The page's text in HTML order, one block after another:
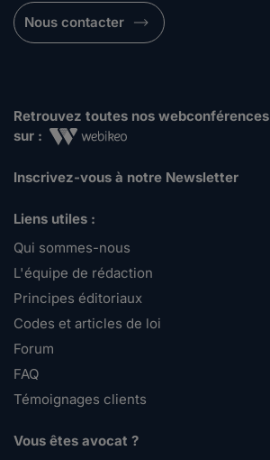
Nous contacter
Retrouvez toutes nos webconférences
sur :
Inscrivez-vous à notre Newsletter
Liens utiles :
Qui sommes-nous
L'équipe de rédaction
Principes éditoriaux
Codes et articles de loi
Forum
FAQ
Témoignages clients
Vous êtes avocat ?